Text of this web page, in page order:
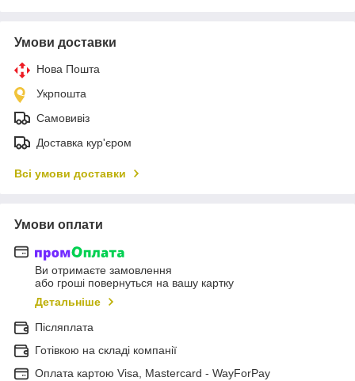
Умови доставки
Нова Пошта
Укрпошта
Самовивіз
Доставка кур'єром
Всі умови доставки
Умови оплати
Ви отримаєте замовлення
або гроші повернуться на вашу картку
Детальніше
Післяплата
Готівкою на складі компанії
Оплата картою Visa, Mastercard - WayForPay